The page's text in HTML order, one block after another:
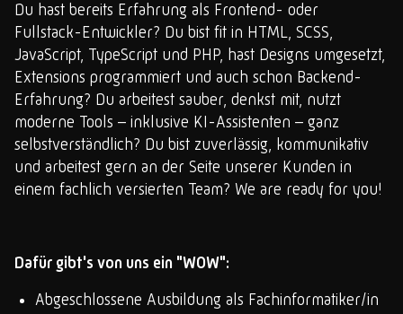
Du hast bereits Erfahrung als Frontend- oder
Fullstack-Entwickler? Du bist fit in HTML, SCSS,
JavaScript, TypeScript und PHP, hast Designs umgesetzt,
Extensions programmiert und auch schon Backend-
Erfahrung? Du arbeitest sauber, denkst mit, nutzt
moderne Tools – inklusive KI-Assistenten – ganz
selbstverständlich? Du bist zuverlässig, kommunikativ
und arbeitest gern an der Seite unserer Kunden in
einem fachlich versierten Team? We are ready for you!
Dafür gibt's von uns ein "WOW":
Abgeschlossene Ausbildung als Fachinformatiker/in